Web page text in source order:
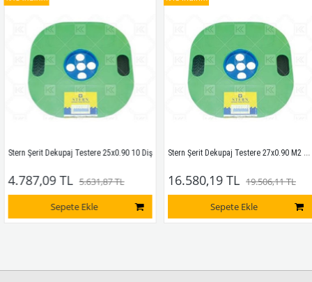
Şerit Dekupaj Testere 25x0.90 10 Diş
TL 5.631,87 TL
Sepete Ekle
Stern Şerit Dekupaj Testere 27x0.90 M2 Bi Metal 8 Diş
16.580,19 TL
19.506,11 TL
Sepete Ekle